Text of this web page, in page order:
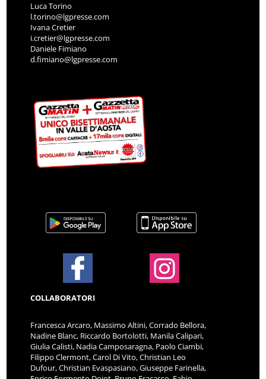
Luca Torino
l.torino@lgpresse.com
Ivana Cretier
i.cretier@lgpresse.com
Daniele Fimiano
d.fimiano@lgpresse.com
COLLABORATORI
Francesca Arcaro, Massimo Altini, Corrado Bellora,
Nadine Blanc, Riccardo Bortolotti, Manila Calipari,
Giulia Calisti, Nadia Camposaragna, Paolo Ciambi,
Filippo Clermont, Carol Di Vito, Christian Leo
Dufour, Christian Evaspasiano, Giuseppe Farinella,